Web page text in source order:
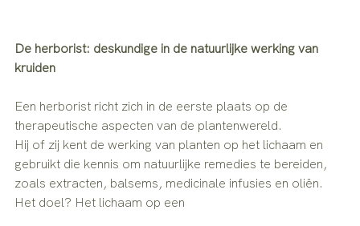
De herborist: deskundige in de natuurlijke werking van
kruiden
Een herborist richt zich in de eerste plaats op de
therapeutische aspecten van de plantenwereld.
Hij of zij kent de werking van planten op het lichaam en
gebruikt die kennis om natuurlijke remedies te bereiden,
zoals extracten, balsems, medicinale infusies en oliën.
Het doel? Het lichaam op een